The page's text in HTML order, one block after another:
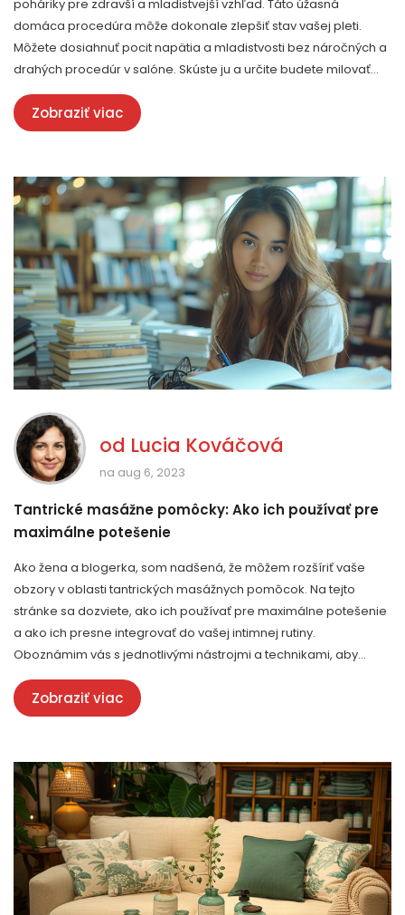
poháriky pre zdravší a mladistvejší vzhľad. Táto úžasná
domáca procedúra môže dokonale zlepšiť stav vašej pleti.
Môžete dosiahnuť pocit napätia a mladistvosti bez náročných a
drahých procedúr v salóne. Skúste ju a určite budete milovať
tento jednoduchý trik pre krásnu pleť rovnako ako ja.
Zobraziť viac
od Lucia Kováčová
na aug 6, 2023
Tantrické masážne pomôcky: Ako ich používať pre
maximálne potešenie
Ako žena a blogerka, som nadšená, že môžem rozšíriť vaše
obzory v oblasti tantrických masážnych pomôcok. Na tejto
stránke sa dozviete, ako ich používať pre maximálne potešenie
a ako ich presne integrovať do vašej intimnej rutiny.
Oboznámim vás s jednotlivými nástrojmi a technikami, aby
tantrické masážne pomôcky priniesli nielen fyzické, ale aj
emocionálne zážitky. Verím, že vďaka mojim tipom a trikom sa
aj vaše tantrické zážitky zvýšia na ďalšiu úroveň.
Zobraziť viac